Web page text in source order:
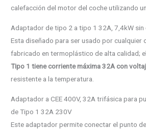
calefacción del motor del coche utilizando
Adaptador de tipo 2 a tipo 1 32A, 7,4kW sin
Esta diseñado para ser usado por cualquier
fabricado en termoplástico de alta calidad;
Tipo 1 tiene corriente máxima 32A con
resistente a la temperatura.
Adaptador a CEE 400V, 32A trifásica para
de Tipo 1 32A 230V
Este adaptador permite conectar el punto